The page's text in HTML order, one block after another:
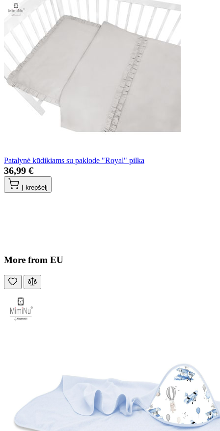
Patalynė kūdikiams su paklode "Royal" pilka
36,99 €
Į krepšelį
More from EU